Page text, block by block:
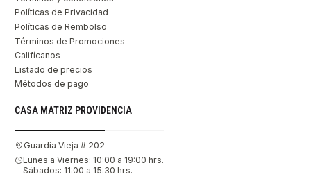
Políticas de Privacidad
Políticas de Rembolso
Términos de Promociones
Califícanos
Listado de precios
Métodos de pago
CASA MATRIZ PROVIDENCIA
Guardia Vieja # 202
Lunes a Viernes: 10:00 a 19:00 hrs.
Sábados: 11:00 a 15:30 hrs.